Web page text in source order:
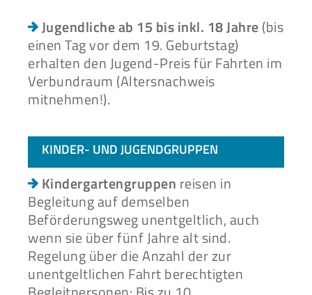
Jugendliche ab 15 bis inkl. 18 Jahre(bis
einen Tag vor dem 19. Geburtstag)
erhalten den Jugend-Preis für Fahrten im
Verbundraum (Altersnachweis
mitnehmen!).
KINDER- UND JUGENDGRUPPEN
Kindergartengruppen reisen in
Begleitung auf demselben
Beförderungsweg unentgeltlich, auch
wenn sie über fünf Jahre alt sind.
Regelung über die Anzahl der zur
unentgeltlichen Fahrt berechtigten